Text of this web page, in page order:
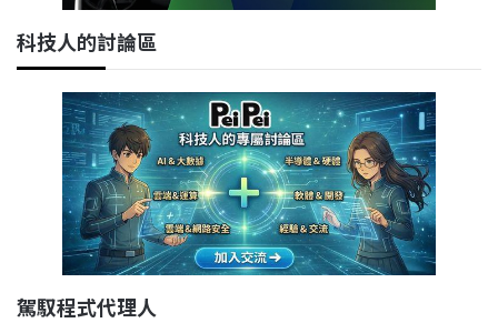
科技人的討論區
駕馭程式代理人